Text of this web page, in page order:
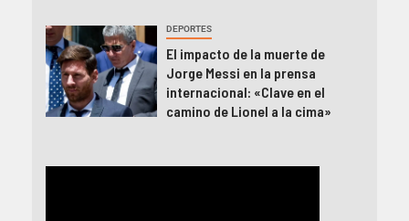
DEPORTES
El impacto de la muerte de
Jorge Messi en la prensa
internacional: «Clave en el
camino de Lionel a la cima»